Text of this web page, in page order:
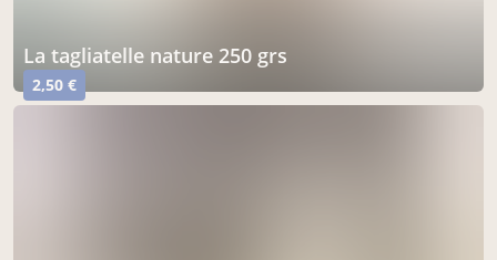
la tagliatelle nature 250 grs
2,50 €